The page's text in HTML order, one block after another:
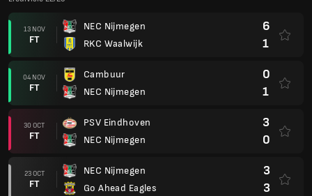
13 NOV
FT
NEC Nijmegen
RKC Waalwijk
6
1
04 NOV
FT
Cambuur
NEC Nijmegen
0
1
30 OCT
FT
PSV Eindhoven
NEC Nijmegen
3
0
23 OCT
FT
NEC Nijmegen
Go Ahead Eagles
3
3